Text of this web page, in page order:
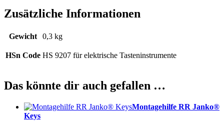
Zusätzliche Informationen
Gewicht 0,3 kg
HSn Code HS 9207 für elektrische Tasteninstrumente
Das könnte dir auch gefallen …
Montagehilfe RR Janko®
Keys